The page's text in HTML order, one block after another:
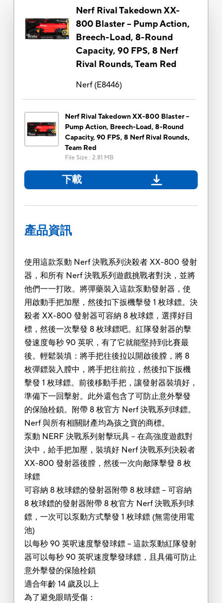
Nerf Rival Takedown XX-
800 Blaster -- Pump Action,
Breech-Load, 8-Round
Capacity, 90 FPS, 8 Nerf
Rival Rounds, Team Red
Nerf(E8446)
Nerf Rival Takedown XX-800 Blaster --
Pump Action, Breech-Load, 8-Round
Capacity, 90 FPS, 8 Nerf Rival Rounds,
Team Red
File Size : 2.81 MB
下載
產品資訊
使用這款泵動 Nerf 決戰系列決殺者 XX-800 發射
器，和所有 Nerf 決戰系列遊戲挑戰者對決，並將
他們一一打敗。將彈藥裝入這款泵動發射器，使
用啟動手把加壓，然後扣下扳機擊發 1 枚球鏢。決
殺者 XX-800 發射器可容納 8 枚球鏢，選擇好目
標，然後一次擊發 8 枚球鏢吧。紅隊發射器的擊
發速度每秒 90 英呎，有了它就能堅持到比賽最
後。輕鬆裝填：將手把往後拉以開啟後膛，將 8
枚彈鏢裝入膛中，將手把往前拉，然後扣下扳機
擊發 1 枚球鏢。前後移動手把，讓發射器裝填好，
準備下一回擊射。此外還包含了可防止意外擊發
的保險栓鎖。附帶 8 枚官方 Nerf 決戰系列球鏢。
Nerf 與所有相關財產均為孩之寶的商標。
泵動 NERF 決戰系列射擊玩具 -- 在高強度遊戲對
決中，給手把加壓，裝填好 Nerf 決戰系列決殺者
XX-800 發射器後膛，然後一次向敵隊擊發 8 枚
球鏢
可容納 8 枚球鏢的發射器附帶 8 枚球鏢 -- 可容納
8 枚球鏢的發射器附帶 8 枚官方 Nerf 決戰系列球
鏢，一次可以泵動方式擊發 1 枚球鏢 (無需使用電
池)
以每秒 90 英呎速度擊發球鏢 -- 這款泵動紅隊發射
器可以每秒 90 英呎速度擊發球鏢，且具備可防止
意外擊發的保險栓鎖
適合年齡 14 歲及以上
為了避免眼睛受傷：